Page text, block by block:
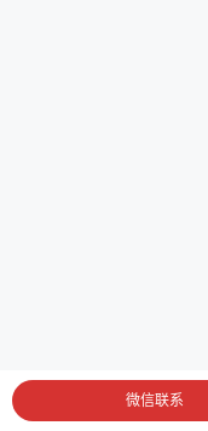
微信联系